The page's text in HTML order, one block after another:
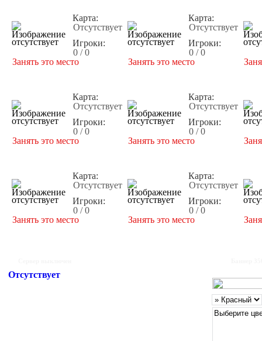
Карта:
Отсутствует
Игроки:
0 / 0
Занять это место
Карта:
Отсутствует
Игроки:
0 / 0
Занять это место
Карта:
Отсутствует
Игроки:
0 / 0
Занять это место
Карта:
Отсутствует
Игроки:
0 / 0
Занять это место
Карта:
Отсутствует
Игроки:
0 / 0
Занять это место
Карта:
Отсутствует
Игроки:
0 / 0
Занять это место
Отсутствует